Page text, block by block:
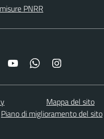
PNRR
Facebook YouTube Whatsapp
Mappa del sito
Piano di miglioramento del sito